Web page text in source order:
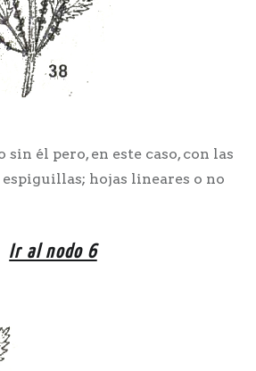
él pero, en este caso, con las
hojas lineares o no
Ir al nodo 6